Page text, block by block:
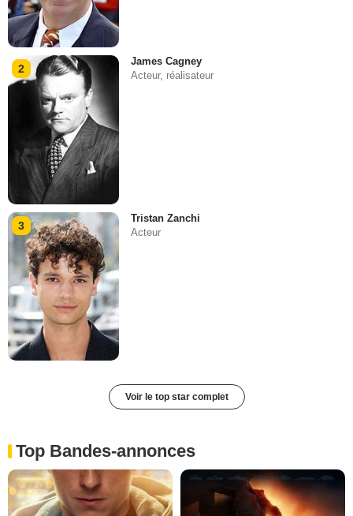
2
James Cagney
Acteur, réalisateur
3
Tristan Zanchi
Acteur
Voir le top star complet
Top Bandes-annonces